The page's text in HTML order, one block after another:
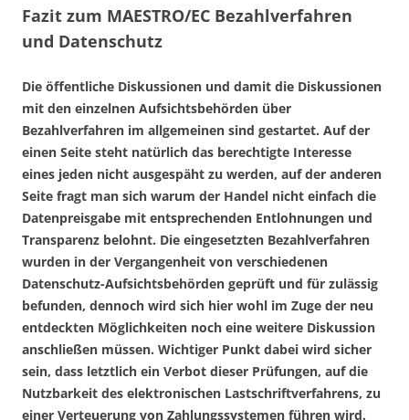
Fazit zum MAESTRO/EC Bezahlverfahren
und Datenschutz
Die öffentliche Diskussionen und damit die Diskussionen
mit den einzelnen Aufsichtsbehörden über
Bezahlverfahren im allgemeinen sind gestartet. Auf der
einen Seite steht natürlich das berechtigte Interesse
eines jeden nicht ausgespäht zu werden, auf der anderen
Seite fragt man sich warum der Handel nicht einfach die
Datenpreisgabe mit entsprechenden Entlohnungen und
Transparenz belohnt. Die eingesetzten Bezahlverfahren
wurden in der Vergangenheit von verschiedenen
Datenschutz-Aufsichtsbehörden geprüft und für zulässig
befunden, dennoch wird sich hier wohl im Zuge der neu
entdeckten Möglichkeiten noch eine weitere Diskussion
anschließen müssen. Wichtiger Punkt dabei wird sicher
sein, dass letztlich ein Verbot dieser Prüfungen, auf die
Nutzbarkeit des elektronischen Lastschriftverfahrens, zu
einer Verteuerung von Zahlungssystemen führen wird.